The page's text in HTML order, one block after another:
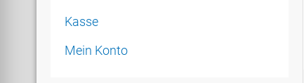
Kasse
Mein Konto